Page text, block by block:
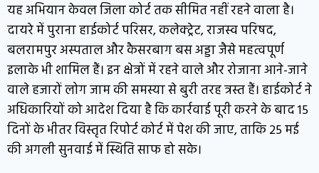
यह अभियान केवल जिला कोर्ट तक सीमित नहीं रहने वाला है।
दायरे में पुराना हाईकोर्ट परिसर, कलेक्ट्रेट, राजस्व परिषद,
बलरामपुर अस्पताल और कैसरबाग बस अड्डा जैसे महत्वपूर्ण
इलाके भी शामिल हैं। इन क्षेत्रों में रहने वाले और रोजाना आने-जाने
वाले हजारों लोग जाम की समस्या से बुरी तरह त्रस्त हैं। हाईकोर्ट ने
अधिकारियों को आदेश दिया है कि कार्रवाई पूरी करने के बाद 15
दिनों के भीतर विस्तृत रिपोर्ट कोर्ट में पेश की जाए, ताकि 25 मई
की अगली सुनवाई में स्थिति साफ हो सके।